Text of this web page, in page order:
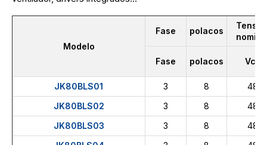
Modelo
Fase polacos
Fase polacos Vcc
JK80BLS01 3 8
48
JK80BLS02
3 8
48
JK80BLS03
3 8
48